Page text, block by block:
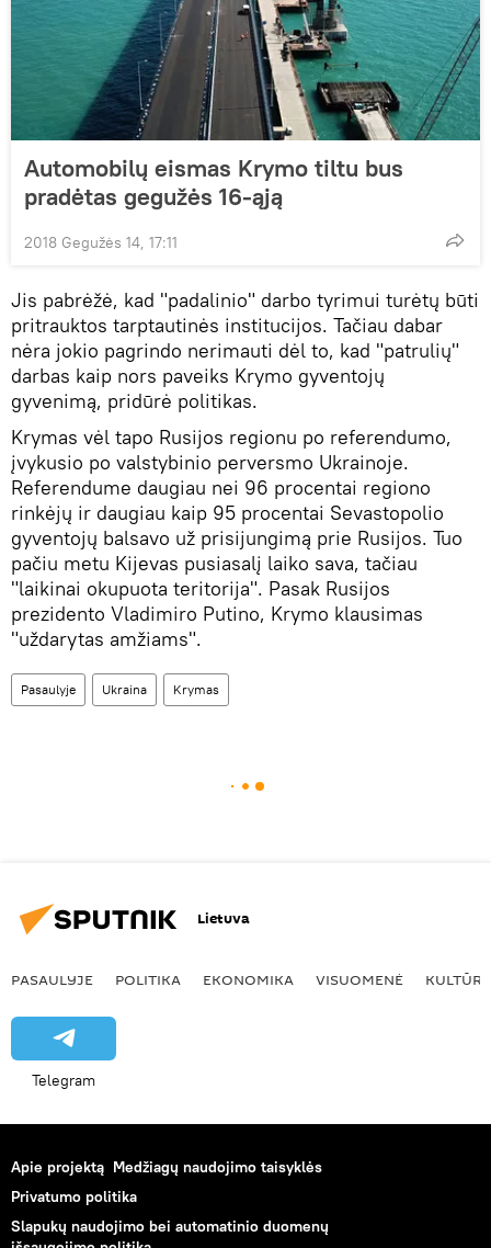
Automobilų eismas Krymo tiltu bus
pradėtas gegužės 16-ąją
2018 Gegužės 14, 17:11
Jis pabrėžė, kad "padalinio" darbo tyrimui turėtų būti
pritrauktos tarptautinės institucijos. Tačiau dabar
nėra jokio pagrindo nerimauti dėl to, kad "patrulių"
darbas kaip nors paveiks Krymo gyventojų
gyvenimą, pridūrė politikas.
Krymas vėl tapo Rusijos regionu po referendumo,
įvykusio po valstybinio perversmo Ukrainoje.
Referendume daugiau nei 96 procentai regiono
rinkėjų ir daugiau kaip 95 procentai Sevastopolio
gyventojų balsavo už prisijungimą prie Rusijos. Tuo
pačiu metu Kijevas pusiasalį laiko sava, tačiau
"laikinai okupuota teritorija". Pasak Rusijos
prezidento Vladimiro Putino, Krymo klausimas
"uždarytas amžiams".
Pasaulyje Ukraina Krymas
Lietuva
PASAULYJE POLITIKA EKONOMIKA VISUOMENĖ KULTŪRA
Telegram
Apie projektą Medžiagų naudojimo taisyklės
Privatumo politika
Slapukų naudojimo bei automatinio duomenų